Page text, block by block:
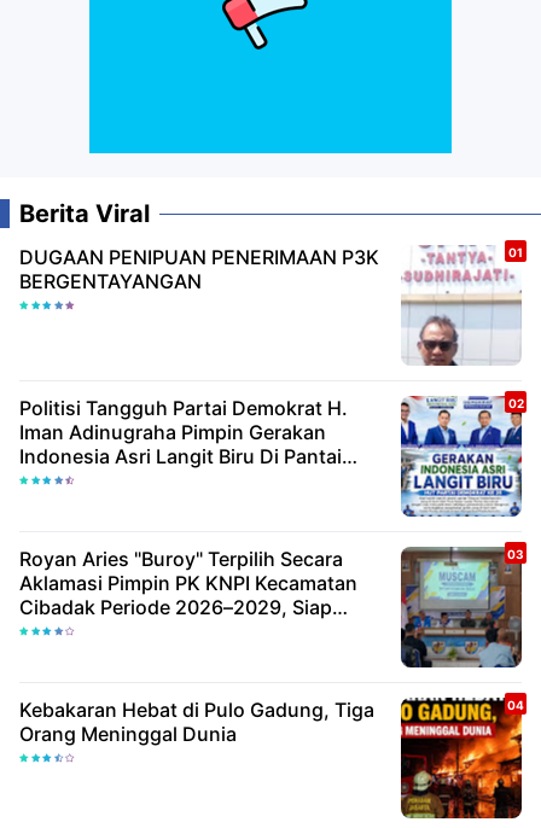
Berita Viral
DUGAAN PENIPUAN PENERIMAAN P3K
BERGENTAYANGAN
Politisi Tangguh Partai Demokrat H.
Iman Adinugraha Pimpin Gerakan
Indonesia Asri Langit Biru Di Pantai
Citepus
Royan Aries "Buroy" Terpilih Secara
Aklamasi Pimpin PK KNPI Kecamatan
Cibadak Periode 2026–2029, Siap
Wujudkan Pemuda Inovatif Dan
Kebakaran Hebat di Pulo Gadung, Tiga
Orang Meninggal Dunia